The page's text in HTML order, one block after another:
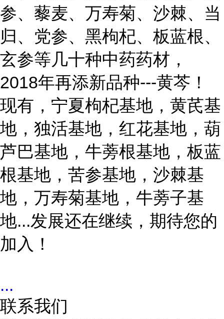
参、藜麦、万寿菊、沙棘、当
归、党参、黑枸杞、板蓝根、
玄参等几十种中药药材，
2018年再添新品种---黄芩！
现有，宁夏枸杞基地，黄芪基
地，独活基地，红花基地，葫
芦巴基地，牛蒡根基地，板蓝
根基地，苦参基地，沙棘基
地，万寿菊基地，牛蒡子基
地...发展还在继续，期待您的
加入！
...
联系我们